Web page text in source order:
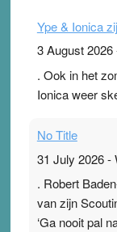
Ype & Ionica
3 August 2026
. Ook in het
Ionica weer
No Title
31 July 2026-
. Robert
van zijn
‘Ga nooit pal